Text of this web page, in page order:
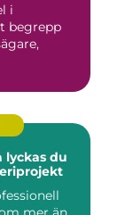
i
begrepp